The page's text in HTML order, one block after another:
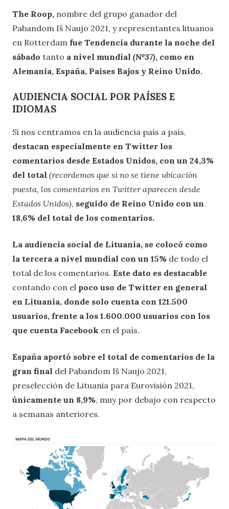
The Roop, nombre del grupo ganador del
Pabandom Iš Naujo 2021, y representantes lituanos
en Rotterdam fue Tendencia durante la noche del
sábado tanto a nivel mundial (Nº37), como en
Alemania, España, Países Bajos y Reino Unido.
AUDIENCIA SOCIAL POR PAÍSES E
IDIOMAS
Si nos centramos en la audiencia país a país,
destacan especialmente en Twitter los
comentarios desde Estados Unidos, con un 24,3%
del total (recordemos que si no se tiene ubicación
puesta, los comentarios en Twitter aparecen desde
Estados Unidos), seguido de Reino Unido con un
18,6% del total de los comentarios.
La audiencia social de Lituania, se colocó como
la tercera a nivel mundial con un 15% de todo el
total de los comentarios. Este dato es destacable
contando con el poco uso de Twitter en general
en Lituania, donde solo cuenta con 121.500
usuarios, frente a los 1.600.000 usuarios con los
que cuenta Facebook en el país.
España aportó sobre el total de comentarios de la
gran final del Pabandom Iš Naujo 2021,
preselección de Lituania para Eurovisión 2021,
únicamente un 8,9%, muy por debajo con respecto
a semanas anteriores.